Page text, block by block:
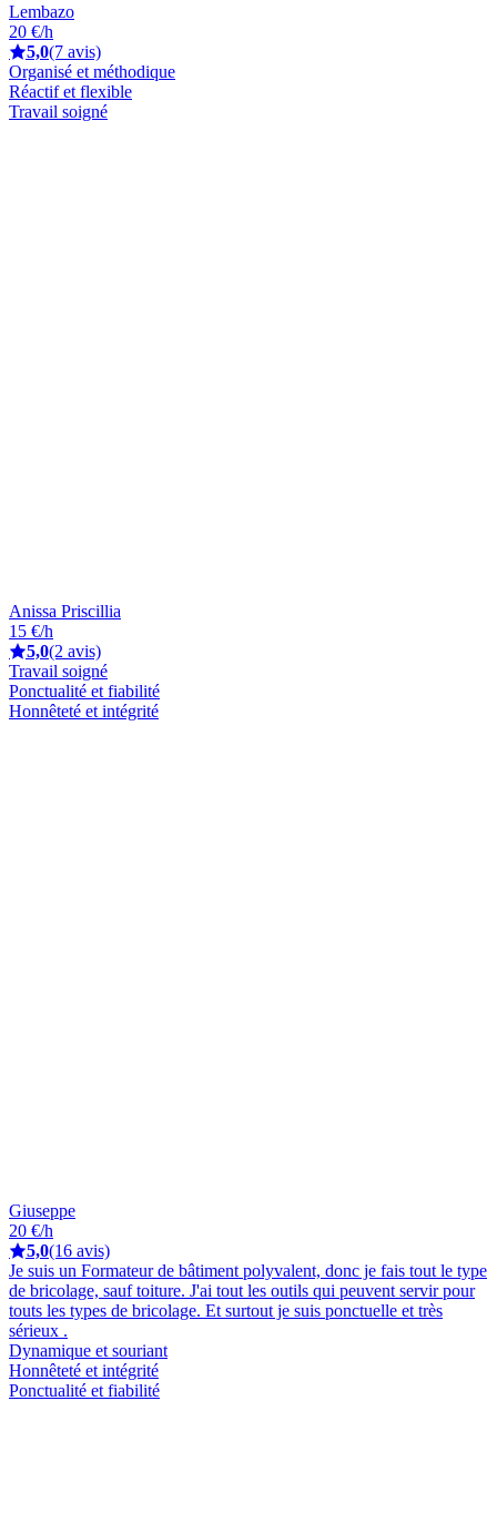
Lembazo
20 €/h
5,0(7 avis)
Organisé et méthodique
Réactif et flexible
Travail soigné
Anissa Priscillia
15 €/h
5,0(2 avis)
Travail soigné
Ponctualité et fiabilité
Honnêteté et intégrité
Giuseppe
20 €/h
5,0(16 avis)
Je suis un Formateur de bâtiment polyvalent, donc je fais tout le type
de bricolage, sauf toiture. J'ai tout les outils qui peuvent servir pour
touts les types de bricolage. Et surtout je suis ponctuelle et très
sérieux .
Dynamique et souriant
Honnêteté et intégrité
Ponctualité et fiabilité